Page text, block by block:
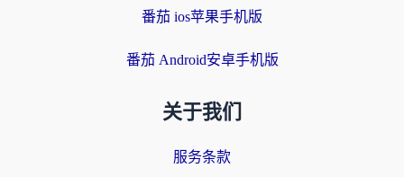
番茄 ios苹果手机版
番茄 Android安卓手机版
关于我们
服务条款